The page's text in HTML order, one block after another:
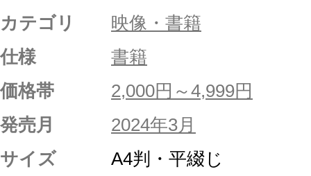
カテゴリ
映像・書籍
仕様
書籍
価格帯
2,000円～4,999円
発売月
2024年3月
サイズ
A4判・平綴じ